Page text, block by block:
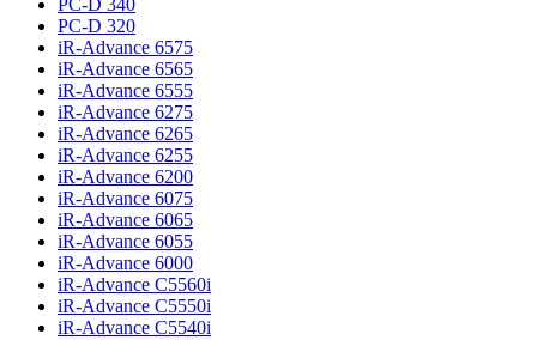
PC-D 320
iR-Advance 6575
iR-Advance 6565
iR-Advance 6555
iR-Advance 6275
iR-Advance 6265
iR-Advance 6255
iR-Advance 6200
iR-Advance 6075
iR-Advance 6065
iR-Advance 6055
iR-Advance 6000
iR-Advance C5560i
iR-Advance C5550i
iR-Advance C5540i